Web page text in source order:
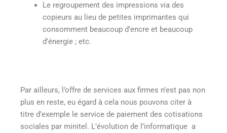
Le regroupement des impressions via des
copieurs au lieu de petites imprimantes qui
consomment beaucoup d’encre et beaucoup
d’énergie ; etc.
Par ailleurs, l’offre de services aux firmes n’est pas non
plus en reste, eu égard à cela nous pouvons citer à
titre d’exemple le service de paiement des cotisations
sociales par minitel. L’évolution de l’informatique a